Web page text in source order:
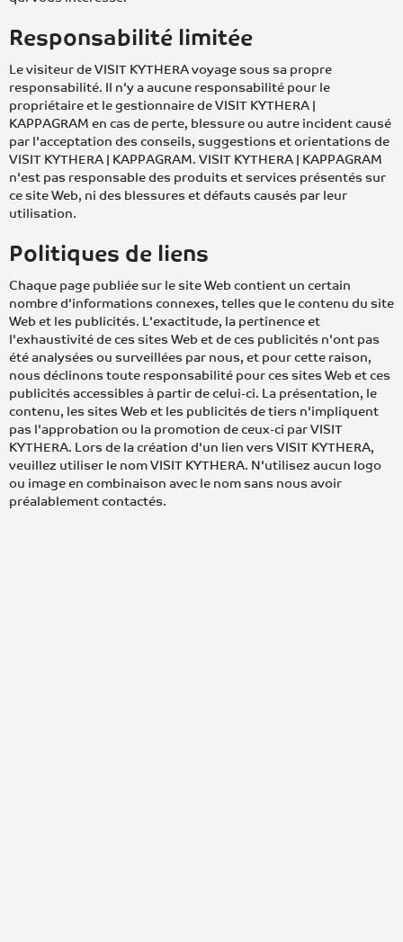
Responsabilité limitée
Le visiteur de VISIT KYTHERA voyage sous sa propre
responsabilité. Il n'y a aucune responsabilité pour le
propriétaire et le gestionnaire de VISIT KYTHERA |
KAPPAGRAM en cas de perte, blessure ou autre incident causé
par l'acceptation des conseils, suggestions et orientations de
VISIT KYTHERA | KAPPAGRAM. VISIT KYTHERA | KAPPAGRAM
n'est pas responsable des produits et services présentés sur
ce site Web, ni des blessures et défauts causés par leur
utilisation.
Politiques de liens
Chaque page publiée sur le site Web contient un certain
nombre d'informations connexes, telles que le contenu du site
Web et les publicités. L'exactitude, la pertinence et
l'exhaustivité de ces sites Web et de ces publicités n'ont pas
été analysées ou surveillées par nous, et pour cette raison,
nous déclinons toute responsabilité pour ces sites Web et ces
publicités accessibles à partir de celui-ci. La présentation, le
contenu, les sites Web et les publicités de tiers n'impliquent
pas l'approbation ou la promotion de ceux-ci par VISIT
KYTHERA. Lors de la création d'un lien vers VISIT KYTHERA,
veuillez utiliser le nom VISIT KYTHERA. N'utilisez aucun logo
ou image en combinaison avec le nom sans nous avoir
préalablement contactés.